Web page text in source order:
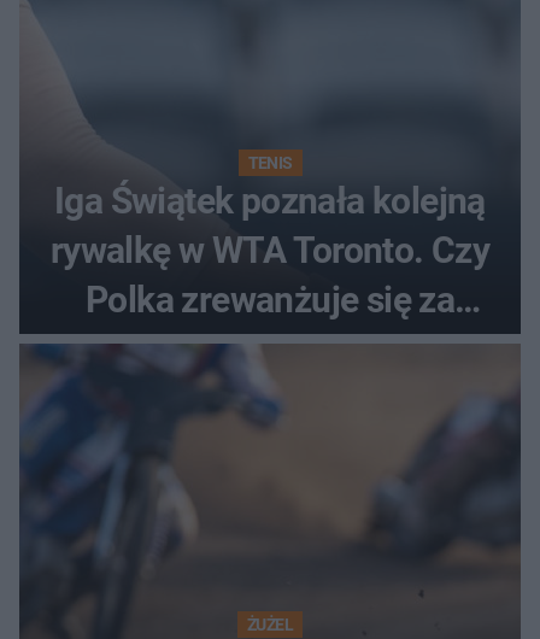
TENIS
Iga Świątek poznała kolejną
rywalkę w WTA Toronto. Czy
Polka zrewanżuje się za
ostatnią porażkę?
ŻUŻEL